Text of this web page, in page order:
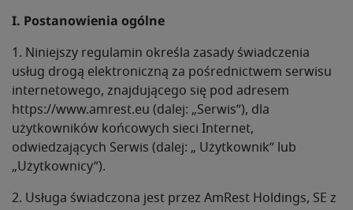
I. Postanowienia ogólne
1. Niniejszy regulamin określa zasady świadczenia
usług drogą elektroniczną za pośrednictwem serwisu
internetowego, znajdującego się pod adresem
https://www.amrest.eu (dalej: „Serwis”), dla
użytkowników końcowych sieci Internet,
odwiedzających Serwis (dalej: „ Użytkownik” lub
„Użytkownicy”).
2. Usługa świadczona jest przez AmRest Holdings, SE z